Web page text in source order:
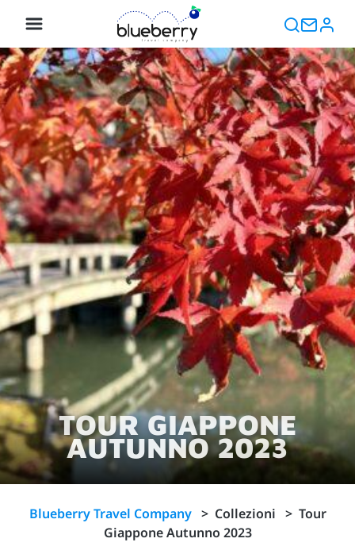
TOUR GIAPPONE
AUTUNNO 2023
Blueberry Travel Company> Collezioni > Tour
Giappone Autunno 2023